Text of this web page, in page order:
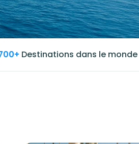
Destinations dans le monde